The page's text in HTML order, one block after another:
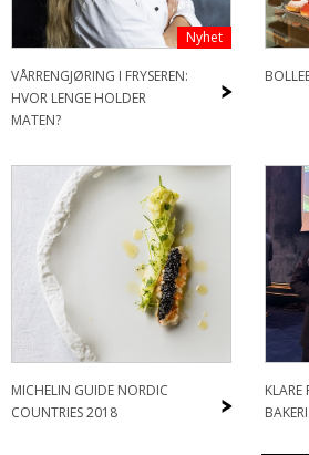
Nyhet
>
VÅRRENGJØRING I FRYSEREN:
HVOR LENGE HOLDER
MATEN?
>
MICHELIN GUIDE NORDIC
COUNTRIES 2018
KLARE